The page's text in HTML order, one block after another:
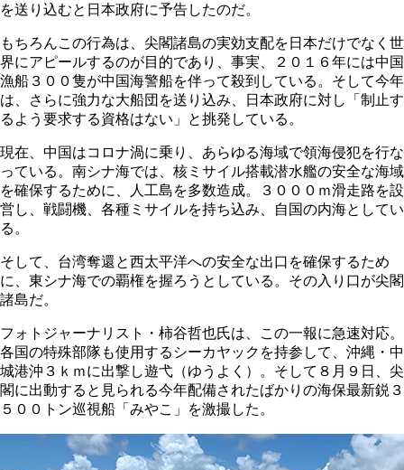
を送り込むと日本政府に予告したのだ。
もちろんこの行為は、尖閣諸島の実効支配を日本だけでなく世
界にアピールするのが目的であり、事実、２０１６年には中国
漁船３００隻が中国海警船を伴って殺到している。そして今年
は、さらに強力な大船団を送り込み、日本政府に対し「制止す
るよう要求する資格はない」と挑発している。
現在、中国はコロナ渦に乗り、あらゆる海域で領海侵犯を行な
っている。南シナ海では、核ミサイル搭載潜水艦の安全な海域
を確保するために、人工島を多数造成。３０００ｍ滑走路を設
営し、戦闘機、各種ミサイルを持ち込み、自国の内海としてい
る。
そして、台湾奪還と西太平洋への安全な出口を確保するため
に、東シナ海での覇権を握ろうとしている。その入り口が尖閣
諸島だ。
フォトジャーナリスト・柿谷哲也氏は、この一報に急速対応。
各国の特殊部隊も使用するシーカヤックを持参して、沖縄・中
城港沖３ｋｍに出撃し遊弋（ゆうよく）。そして８月９日、尖
閣に出動すると見られる今年配備されたばかりの海保最新鋭３
５００トン巡視船「みやこ」を激撮した。